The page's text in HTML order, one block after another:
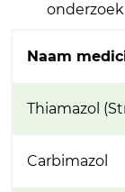
Naam
Thiamazol
Carbimazol